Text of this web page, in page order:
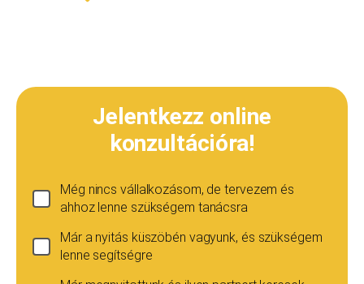
Jelentkezz online
konzultációra!
Még nincs vállalkozásom, de tervezem és
ahhoz lenne szükségem tanácsra
Már a nyitás küszöbén vagyunk, és szükségem
lenne segítségre